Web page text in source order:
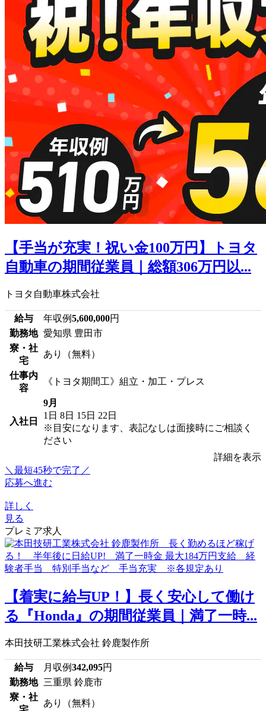
【手当が充実！祝い金100万円】トヨタ
自動車の期間従業員｜総額306万円以...
トヨタ自動車株式会社
給与 年収例5,600,000円
勤務地 愛知県 豊田市
寮・社
宅
あり（無料）
仕事内
容
《トヨタ期間工》組立・加工・プレス
入社日
9月
1日 8日 15日 22日
※目安になります、表記なしは面接時にご相談く
ださい
詳細を表示
＼最短45秒で完了／
応募へ進む
詳しく
見る
プレミア求人
【着実に給与UP！】長く安心して働け
る『Honda』の期間従業員｜満了一時...
本田技研工業株式会社 鈴鹿製作所
給与 月収例342,095円
勤務地 三重県 鈴鹿市
寮・社
あり（無料）